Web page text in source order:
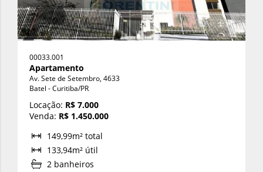
Maior área total
Menor área total
00033.001
Apartamento
Av. Sete de Setembro, 4633
Batel - Curitiba/PR
Locação: R$ 7.000
Venda: R$ 1.450.000
149,99m² total
133,94m² útil
2 banheiros